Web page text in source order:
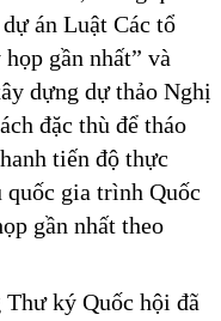
án Luật Các tổ
gần nhất” và
dựng dự thảo Nghị
đặc thù để tháo
tiến độ thực
gia trình Quốc
gần nhất theo
ký Quốc hội đã